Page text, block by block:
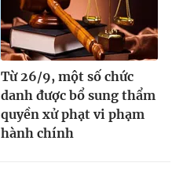
Từ 26/9, một số chức
danh được bổ sung thẩm
quyền xử phạt vi phạm
hành chính